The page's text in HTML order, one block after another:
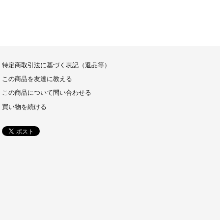
特定商取引法に基づく表記（返品等）
この商品を友達に教える
この商品について問い合わせる
買い物を続ける